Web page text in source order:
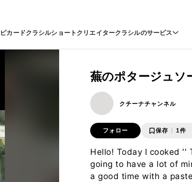
カードクラシルショートクリエイタークラシルのサービス
蕪のポタージュソ
クチーナチャンネル
フォロー 保存 1件
Hello! Today I cooked ′′
going to have a lot of
a good time with a